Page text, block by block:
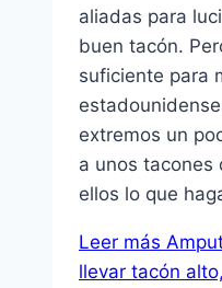
aliadas para
buen tacón.
suficiente para
extremos un
a unos tacones
ellos lo que
Leer más
llevar tacón